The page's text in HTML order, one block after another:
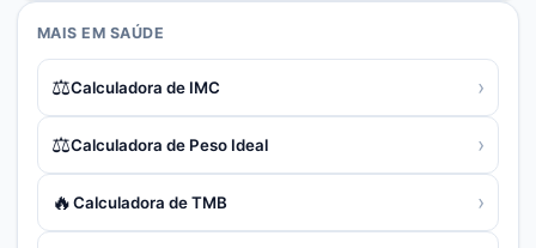
MAIS EM SAÚDE
⚖️Calculadora de IMC ›
⚖️Calculadora de Peso Ideal ›
🔥Calculadora de TMB ›